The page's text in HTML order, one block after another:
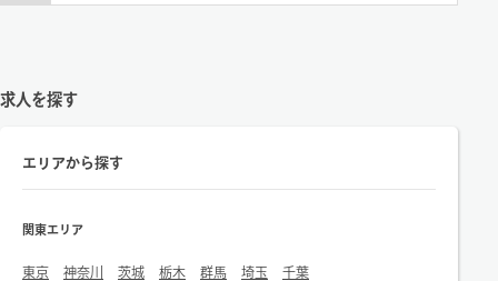
求人を探す
エリアから探す
関東エリア
東京 神奈川 茨城 栃木 群馬 埼玉 千葉